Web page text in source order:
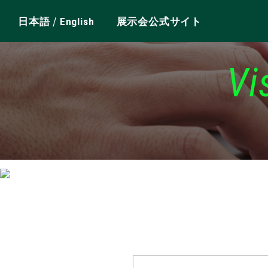
日本語/ English 展示会公式サイト